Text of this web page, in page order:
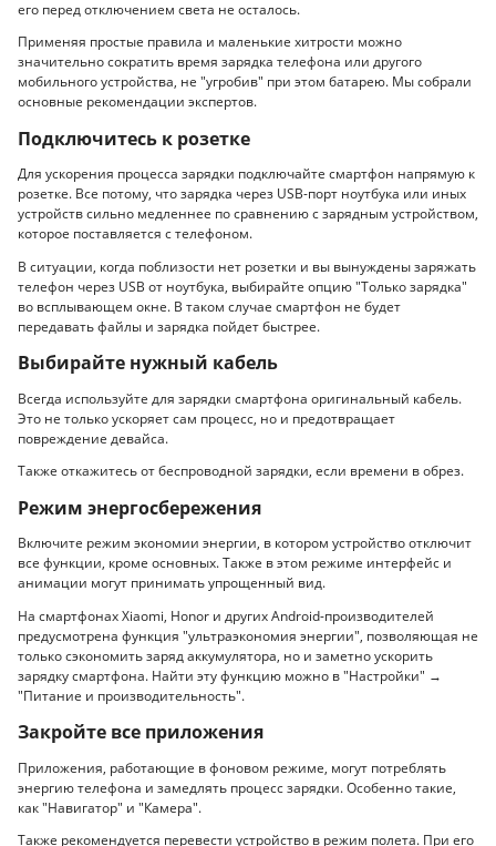
его перед отключением света не осталось.
Применяя простые правила и маленькие хитрости можно
значительно сократить время зарядка телефона или другого
мобильного устройства, не "угробив" при этом батарею. Мы собрали
основные рекомендации экспертов.
Подключитесь к розетке
Для ускорения процесса зарядки подключайте смартфон напрямую к
розетке. Все потому, что зарядка через USB-порт ноутбука или иных
устройств сильно медленнее по сравнению с зарядным устройством,
которое поставляется с телефоном.
В ситуации, когда поблизости нет розетки и вы вынуждены заряжать
телефон через USB от ноутбука, выбирайте опцию "Только зарядка"
во всплывающем окне. В таком случае смартфон не будет
передавать файлы и зарядка пойдет быстрее.
Выбирайте нужный кабель
Всегда используйте для зарядки смартфона оригинальный кабель.
Это не только ускоряет сам процесс, но и предотвращает
повреждение девайса.
Также откажитесь от беспроводной зарядки, если времени в обрез.
Режим энергосбережения
Включите режим экономии энергии, в котором устройство отключит
все функции, кроме основных. Также в этом режиме интерфейс и
анимации могут принимать упрощенный вид.
На смартфонах Xiaomi, Honor и других Android-производителей
предусмотрена функция "ультраэкономия энергии", позволяющая не
только сэкономить заряд аккумулятора, но и заметно ускорить
зарядку смартфона. Найти эту функцию можно в "Настройки" →
"Питание и производительность".
Закройте все приложения
Приложения, работающие в фоновом режиме, могут потреблять
энергию телефона и замедлять процесс зарядки. Особенно такие,
как "Навигатор" и "Камера".
Также рекомендуется перевести устройство в режим полета. При его